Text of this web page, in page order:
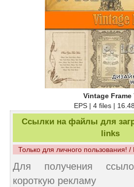
Vintage Frame
EPS | 4 files |
Ссылки на файлы для
links
Только для личного пользования!
Для получения
короткую рекламу